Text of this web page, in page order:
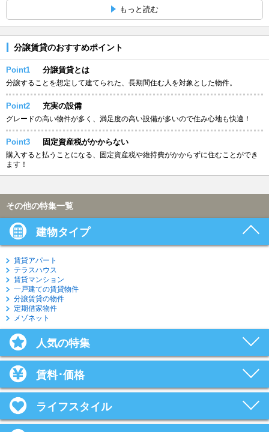
もっと読む
分譲賃貸のおすすめポイント
Point1 分譲賃貸とは
分譲することを想定して建てられた、長期間住む人を対象とした物件。
Point2 充実の設備
グレードの高い物件が多く、満足度の高い設備が多いので住み心地も快適！
Point3 固定資産税がかからない
購入すると払うことになる、固定資産税や維持費がかからずに住むことができ
ます！
その他の特集一覧
建物タイプ
賃貸アパート
テラスハウス
賃貸マンション
一戸建ての賃貸物件
分譲賃貸の物件
定期借家物件
メゾネット
人気の特集
賃料･価格
ライフスタイル